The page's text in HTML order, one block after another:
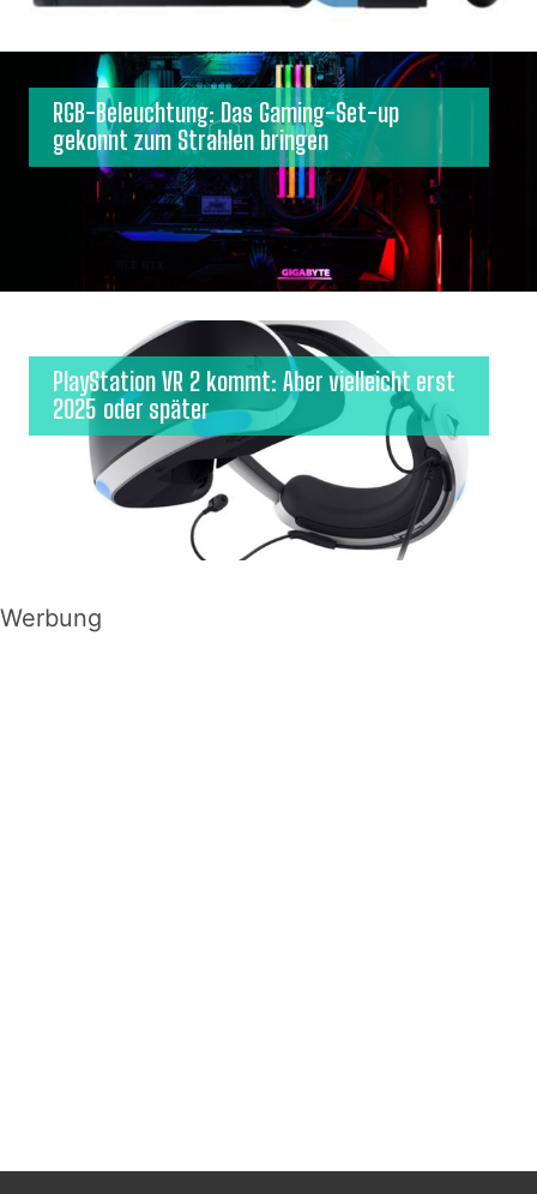
RGB-Beleuchtung: Das Gaming-Set-up
gekonnt zum Strahlen bringen
PlayStation VR 2 kommt: Aber vielleicht erst
2025 oder später
Werbung